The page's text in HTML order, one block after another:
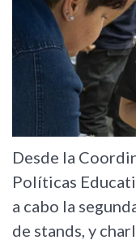
Desde la
Políticas
a cabo la
de stands, y